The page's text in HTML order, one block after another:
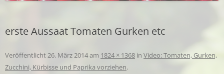
erste Aussaat Tomaten Gurken etc
Veröffentlicht26. März 2014am 1824 × 1368 in Video: Tomaten, Gurken,
Zucchini, Kürbisse und Paprika vorziehen.